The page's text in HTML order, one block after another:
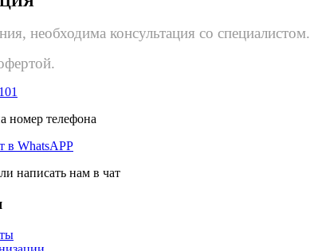
необходима консультация со специалистом.
номер телефона
написать нам в чат